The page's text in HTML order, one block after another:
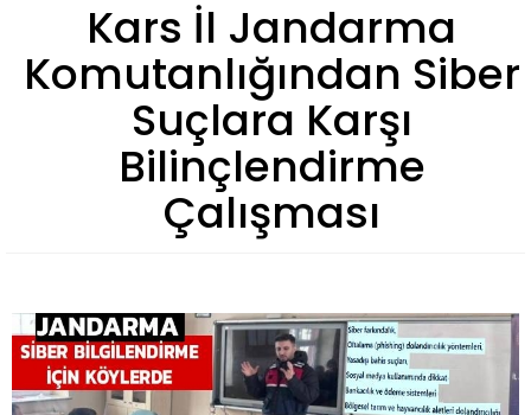
Kars İl Jandarma
Komutanlığından Siber
Suçlara Karşı
Bilinçlendirme
Çalışması